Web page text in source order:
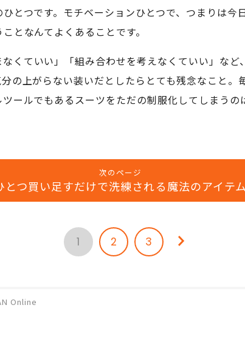
とつです。モチベーションひとつで、つまりは今
となんてよくあることです。
なくていい」「組み合わせを考えなくていい」な
の上がらない装いだとしたらとても残念なこと。
ールでもあるスーツをただの制服化してしまうの
次のページ
とつ買い足すだけで洗練される魔法のアイテム
1 2 3
Online